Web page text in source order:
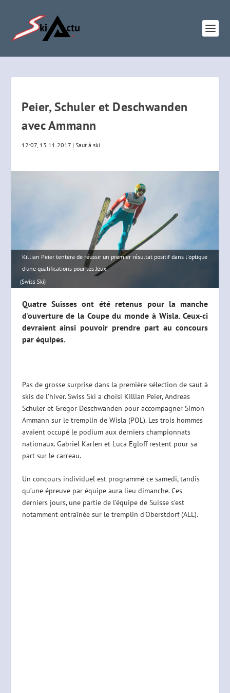
Peier, Schuler et Deschwanden
avec Ammann
12:07, 13.11.2017 |Saut à ski
Killian Peier tentera de réussir un premier résultat positif dans l'optique
d'une qualifications pour les Jeux.
(Swiss Ski)
Quatre Suisses ont été retenus pour la manche
d'ouverture de la Coupe du monde à Wisla. Ceux-ci
devraient ainsi pouvoir prendre part au concours
par équipes.
Pas de grosse surprise dans la première sélection de saut à
skis de l’hiver. Swiss Ski a choisi Killian Peier, Andreas
Schuler et Gregor Deschwanden pour accompagner Simon
Ammann sur le tremplin de Wisla (POL). Les trois hommes
avaient occupé le podium aux derniers championnats
nationaux. Gabriel Karlen et Luca Egloff restent pour sa
part sur le carreau.
Un concours individuel est programmé ce samedi, tandis
qu’une épreuve par équipe aura lieu dimanche. Ces
derniers jours, une partie de l’équipe de Suisse s’est
notamment entraînée sur le tremplin d’Oberstdorf (ALL).